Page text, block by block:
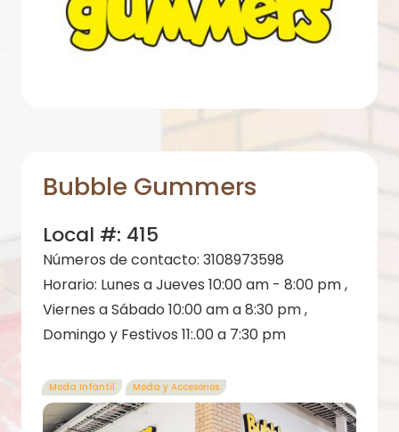
Bubble Gummers
Local #: 415
Números de contacto: 3108973598
Horario: Lunes a Jueves 10:00 am - 8:00 pm ,
Viernes a Sábado 10:00 am a 8:30 pm ,
Domingo y Festivos 11:.00 a 7:30 pm
Moda Infantil Moda y Accesorios